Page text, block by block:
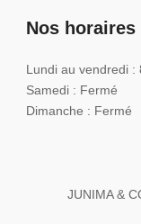
Nos horaires
Lundi au vendredi :
Samedi : Fermé
Dimanche : Fermé
JUNIMA &